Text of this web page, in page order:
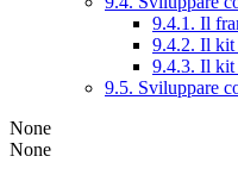
9.4.1. Il
9.4.2. Il kit
9.4.3. Il
9.5. Sviluppare
None
None